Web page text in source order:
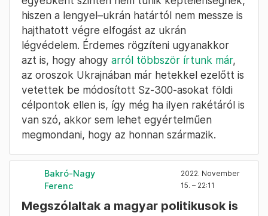
hiszen a lengyel–ukrán határtól nem messze is
hajthatott végre elfogást az ukrán
légvédelem. Érdemes rögzíteni ugyanakkor
azt is, hogy ahogy arról többször írtunk már,
az oroszok Ukrajnában már hetekkel ezelőtt is
vetettek be módosított Sz-300-asokat földi
célpontok ellen is, így még ha ilyen rakétáról is
van szó, akkor sem lehet egyértelműen
megmondani, hogy az honnan származik.
Bakró-Nagy
Ferenc
2022. November
15. – 22:11
Megszólaltak a magyar politikusok is